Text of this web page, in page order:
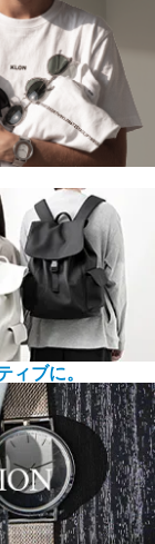
ィブに。